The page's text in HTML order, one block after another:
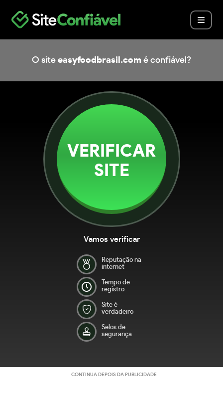
O site easyfoodbrasil.com é confiável?
VERIFICAR
SITE
Vamos verificar
Reputação na
internet
Tempo de
registro
Site é
verdadeiro
Selos de
segurança
CONTINUA DEPOIS DA PUBLICIDADE